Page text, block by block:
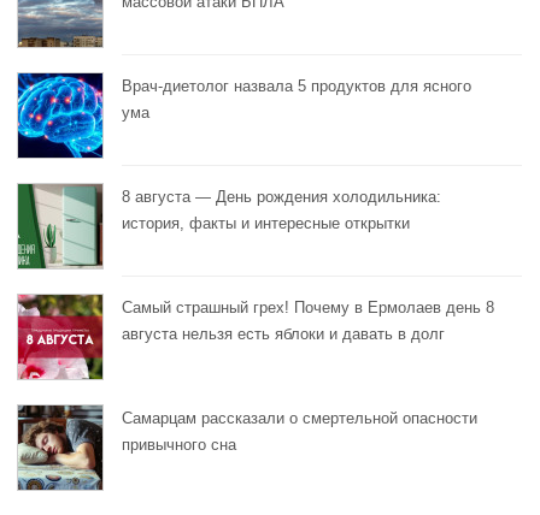
Врач-диетолог назвала 5 продуктов для ясного
ума
8 августа — День рождения холодильника:
история, факты и интересные открытки
Самый страшный грех! Почему в Ермолаев день 8
августа нельзя есть яблоки и давать в долг
Самарцам рассказали о смертельной опасности
привычного сна